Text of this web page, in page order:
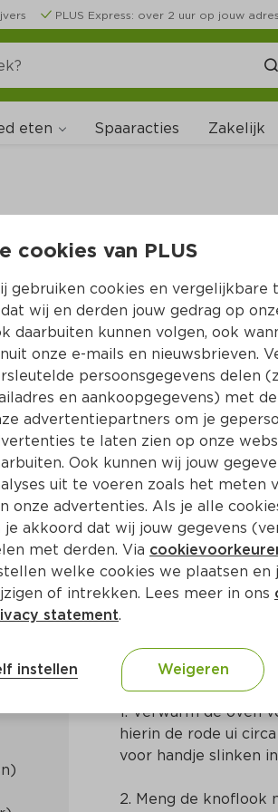
PLUS Express: over 2 uur op jouw adres
eten Spaaracties Zakelijk
rode ui en
15 Min Mediterraans
1. Verwarm de oven
hierin de rode ui
voor handje slinken
2. Meng de knoflook
cookies van PLUS
gebruiken cookies en vergelijkbare
wij en derden jouw gedrag op
daarbuiten kunnen volgen, ook
onze e-mails en nieuwsbrieven.
persoonsgegevens delen
en aankoopgegevens) met
advertentiepartners om je
te laten zien op onze
Ook kunnen wij jouw
uit te voeren zoals het meten
onze advertenties. Als je alle
je akkoord dat wij jouw gegevens
met derden. Via
welke cookies we plaatsen en
of intrekken. Lees meer in ons
statement.
instellen Weigeren